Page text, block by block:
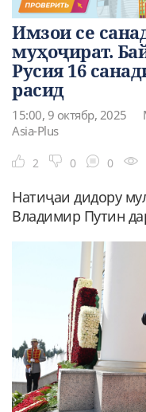
Имзои се
муҳоҷират.
Русия 16
расид
15:00, 9 октябр, 2025
Asia-Plus
2 0 0
Натиҷаи дидору
Владимир Путин